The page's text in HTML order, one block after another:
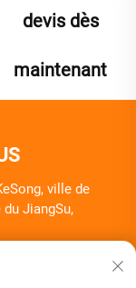
devis dès
maintenant
ville de
JiangSu,